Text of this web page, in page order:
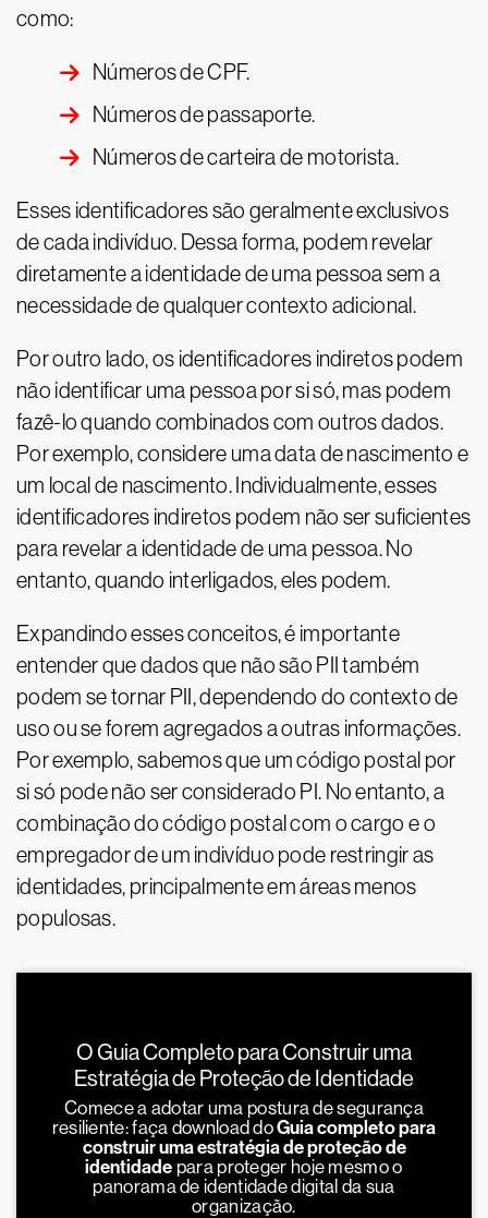
como:
Números de CPF.
Números de passaporte.
Números de carteira de motorista.
Esses identificadores são geralmente exclusivos
de cada indivíduo. Dessa forma, podem revelar
diretamente a identidade de uma pessoa sem a
necessidade de qualquer contexto adicional.
Por outro lado, os identificadores indiretos podem
não identificar uma pessoa por si só, mas podem
fazê-lo quando combinados com outros dados.
Por exemplo, considere uma data de nascimento e
um local de nascimento. Individualmente, esses
identificadores indiretos podem não ser suficientes
para revelar a identidade de uma pessoa. No
entanto, quando interligados, eles podem.
Expandindo esses conceitos, é importante
entender que dados que não são PII também
podem se tornar PII, dependendo do contexto de
uso ou se forem agregados a outras informações.
Por exemplo, sabemos que um código postal por
si só pode não ser considerado PI. No entanto, a
combinação do código postal com o cargo e o
empregador de um indivíduo pode restringir as
identidades, principalmente em áreas menos
populosas.
O Guia Completo para Construir uma
Estratégia de Proteção de Identidade
Comece a adotar uma postura de segurança
resiliente: faça download doGuia completo para
construir uma estratégia de proteção de
identidade para proteger hoje mesmo o
panorama de identidade digital da sua
organização.